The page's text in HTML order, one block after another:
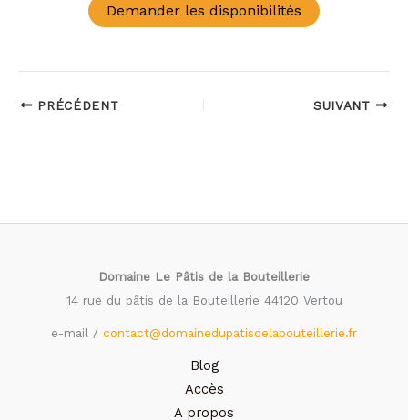
Demander les disponibilités
PRÉCÉDENT SUIVANT
Domaine Le Pâtis de la Bouteillerie
14 rue du pâtis de la Bouteillerie 44120 Vertou
e-mail / contact@domainedupatisdelabouteillerie.fr
Blog
Accès
A propos